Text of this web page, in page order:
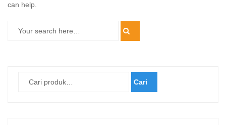
can help.
Cari